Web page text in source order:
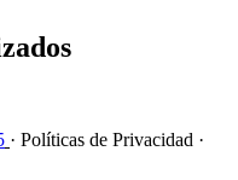
· Políticas de Privacidad ·